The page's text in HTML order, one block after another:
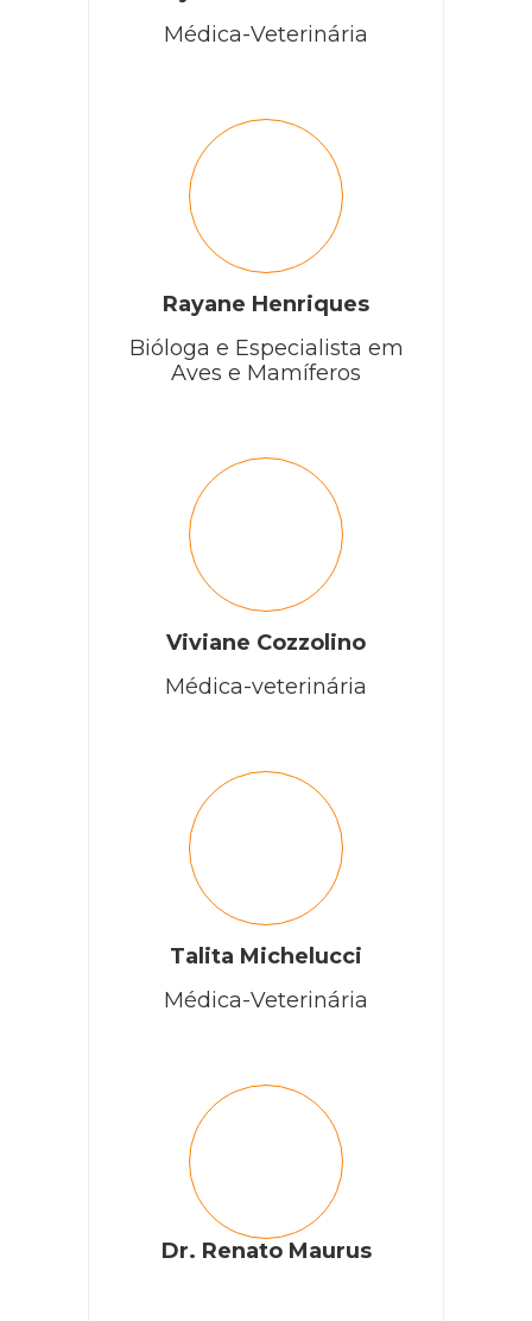
Médica-Veterinária
Rayane Henriques
Bióloga e Especialista em
Aves e Mamíferos
Viviane Cozzolino
Médica-veterinária
Talita Michelucci
Médica-Veterinária
Dr. Renato Maurus